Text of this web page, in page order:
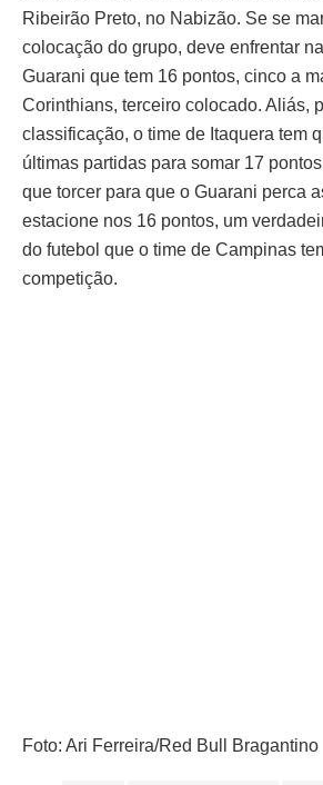
Ribeirão Preto, no Nabizão. Se se
colocação do grupo, deve enfrentar
Guarani que tem 16 pontos, cinco a
Corinthians, terceiro colocado. Aliás,
classificação, o time de Itaquera tem
últimas partidas para somar 17
que torcer para que o Guarani perca
estacione nos 16 pontos, um
do futebol que o time de Campinas
competição.
Foto: Ari Ferreira/Red Bull Bragantino